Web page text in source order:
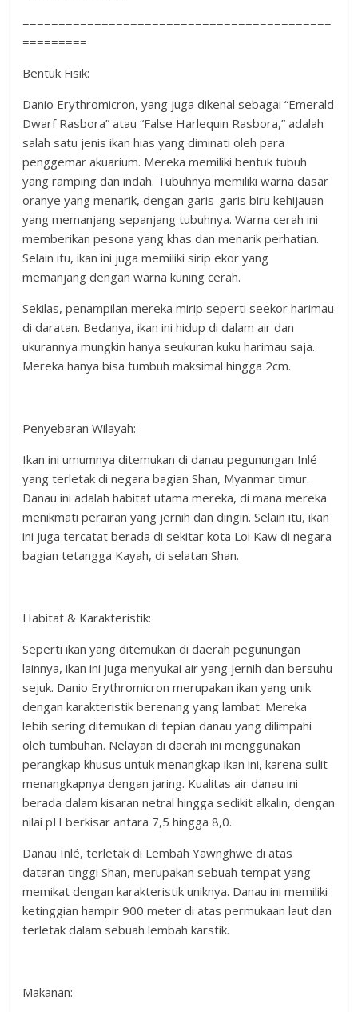
===========================================
=========
Bentuk Fisik:
Danio Erythromicron, yang juga dikenal sebagai “Emerald
Dwarf Rasbora” atau “False Harlequin Rasbora,” adalah
salah satu jenis ikan hias yang diminati oleh para
penggemar akuarium. Mereka memiliki bentuk tubuh
yang ramping dan indah. Tubuhnya memiliki warna dasar
oranye yang menarik, dengan garis-garis biru kehijauan
yang memanjang sepanjang tubuhnya. Warna cerah ini
memberikan pesona yang khas dan menarik perhatian.
Selain itu, ikan ini juga memiliki sirip ekor yang
memanjang dengan warna kuning cerah.
Sekilas, penampilan mereka mirip seperti seekor harimau
di daratan. Bedanya, ikan ini hidup di dalam air dan
ukurannya mungkin hanya seukuran kuku harimau saja.
Mereka hanya bisa tumbuh maksimal hingga 2cm.
Penyebaran Wilayah:
Ikan ini umumnya ditemukan di danau pegunungan Inlé
yang terletak di negara bagian Shan, Myanmar timur.
Danau ini adalah habitat utama mereka, di mana mereka
menikmati perairan yang jernih dan dingin. Selain itu, ikan
ini juga tercatat berada di sekitar kota Loi Kaw di negara
bagian tetangga Kayah, di selatan Shan.
Habitat & Karakteristik:
Seperti ikan yang ditemukan di daerah pegunungan
lainnya, ikan ini juga menyukai air yang jernih dan bersuhu
sejuk. Danio Erythromicron merupakan ikan yang unik
dengan karakteristik berenang yang lambat. Mereka
lebih sering ditemukan di tepian danau yang dilimpahi
oleh tumbuhan. Nelayan di daerah ini menggunakan
perangkap khusus untuk menangkap ikan ini, karena sulit
menangkapnya dengan jaring. Kualitas air danau ini
berada dalam kisaran netral hingga sedikit alkalin, dengan
nilai pH berkisar antara 7,5 hingga 8,0.
Danau Inlé, terletak di Lembah Yawnghwe di atas
dataran tinggi Shan, merupakan sebuah tempat yang
memikat dengan karakteristik uniknya. Danau ini memiliki
ketinggian hampir 900 meter di atas permukaan laut dan
terletak dalam sebuah lembah karstik.
Makanan: